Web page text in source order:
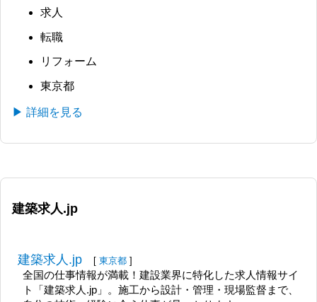
求人
転職
リフォーム
東京都
▶ 詳細を見る
建築求人.jp
建築求人.jp [ 東京都 ]
全国の仕事情報が満載！建設業界に特化した求人情報サイ
ト「建築求人.jp」。施工から設計・管理・現場監督まで、